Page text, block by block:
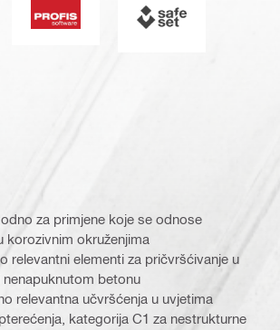
za primjene koje se odnose
korozivnim okruženjima
relevantni elementi za pričvršćivanje u
betonu
relevantna učvršćenja u uvjetima
kategorija C1 za nestrukturne